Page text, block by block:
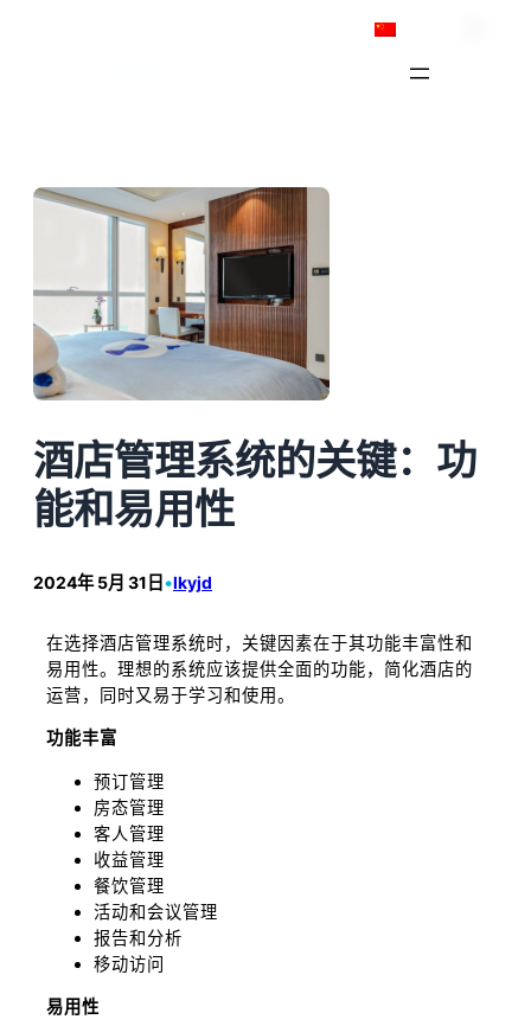
酒店管理系统的关键：功
能和易用性
2024年 5月 31日 •lkyjd
在选择酒店管理系统时，关键因素在于其功能丰富性和
易用性。理想的系统应该提供全面的功能，简化酒店的
运营，同时又易于学习和使用。
功能丰富
预订管理
房态管理
客人管理
收益管理
餐饮管理
活动和会议管理
报告和分析
移动访问
易用性